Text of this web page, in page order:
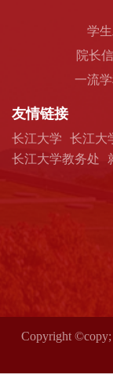
学
院长
一流
友情链接
长江大学 长江大
长江大学教务处
Copyright